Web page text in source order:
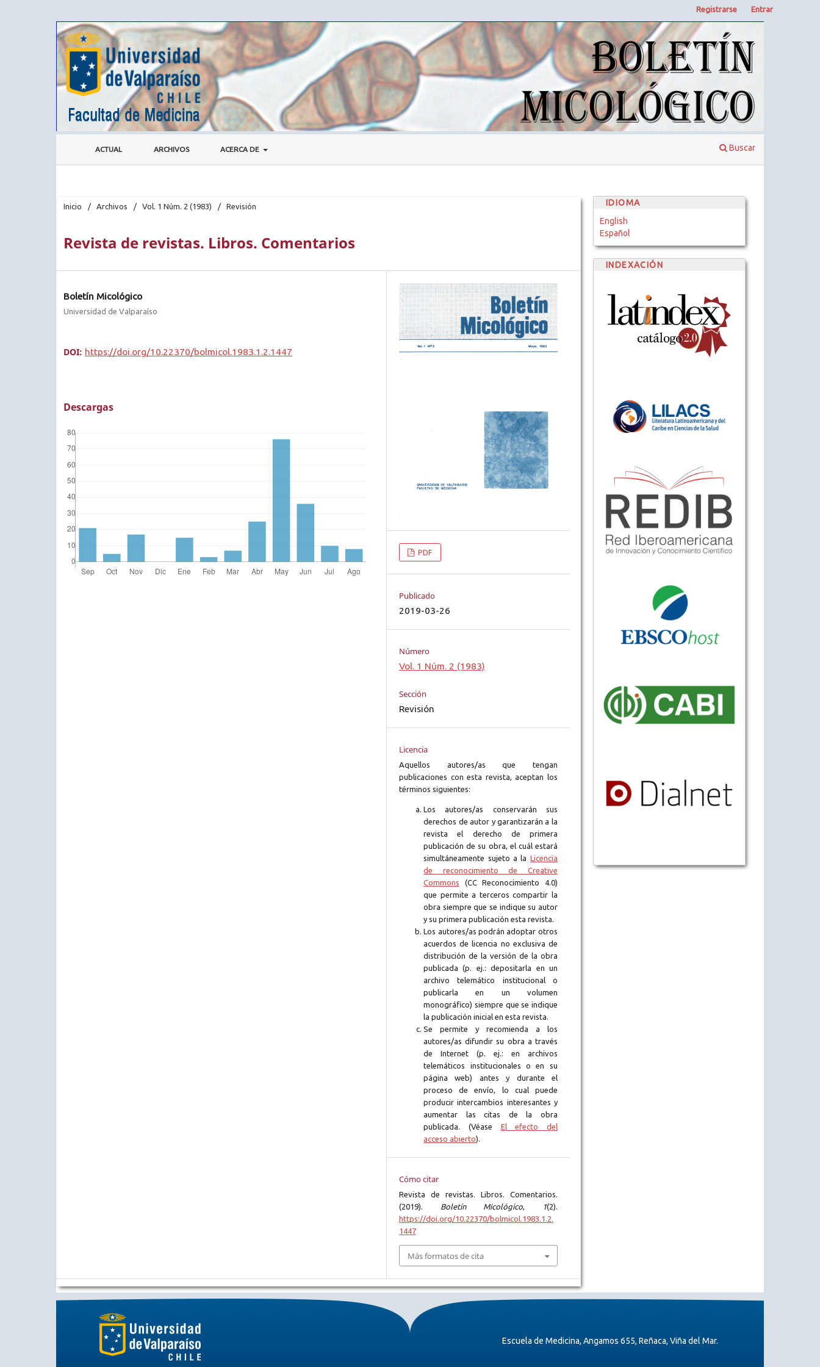
ACTUAL ARCHIVOS ACERCA DE Buscar
Registrarse Entrar
Inicio / Archivos / Vol. 1 Núm. 2 (1983) / Revisión
Revista de revistas. Libros. Comentarios
Boletín Micológico
Universidad de Valparaíso
DOI: https://doi.org/10.22370/bolmicol.1983.1.2.1447
Descargas
PDF
Publicado
2019-03-26
Número
Vol. 1 Núm. 2 (1983)
Sección
Revisión
Licencia
Aquellos autores/as que tengan
publicaciones con esta revista, aceptan los
términos siguientes:
Los autores/as conservarán sus
derechos de autor y garantizarán a la
revista el derecho de primera
publicación de su obra, el cuál estará
simultáneamente sujeto a la Licencia
de reconocimiento de Creative
Commons (CC Reconocimiento 4.0)
que permite a terceros compartir la
obra siempre que se indique su autor
y su primera publicación esta revista.
Los autores/as podrán adoptar otros
acuerdos de licencia no exclusiva de
distribución de la versión de la obra
publicada (p. ej.: depositarla en un
archivo telemático institucional o
publicarla en un volumen
monográfico) siempre que se indique
la publicación inicial en esta revista.
Se permite y recomienda a los
autores/as difundir su obra a través
de Internet (p. ej.: en archivos
telemáticos institucionales o en su
página web) antes y durante el
proceso de envío, lo cual puede
producir intercambios interesantes y
aumentar las citas de la obra
publicada. (Véase El efecto del
acceso abierto).
Cómo citar
Revista de revistas. Libros. Comentarios.
(2019). Boletín Micológico, 1(2).
https://doi.org/10.22370/bolmicol.1983.1.2.
1447
Más formatos de cita
IDIOMA
English
Español
INDEXACIÓN
Escuela de Medicina, Angamos 655, Reñaca, Viña del Mar.